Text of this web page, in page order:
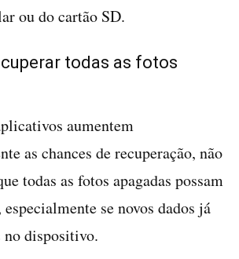
ou do cartão SD.
todas as fotos
aumentem
as chances de recuperação, não
todas as fotos apagadas possam
especialmente se novos dados já
no dispositivo.